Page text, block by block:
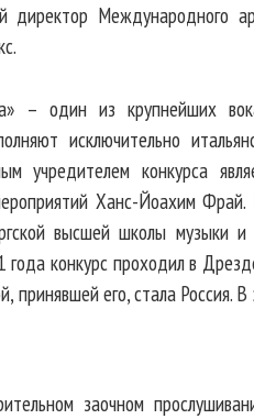
директор Международного
– один из крупнейших
исключительно
учредителем конкурса
Ханс-Йоахим
высшей школы музыки
года конкурс проходил в
принявшей его, стала Россия.
заочном